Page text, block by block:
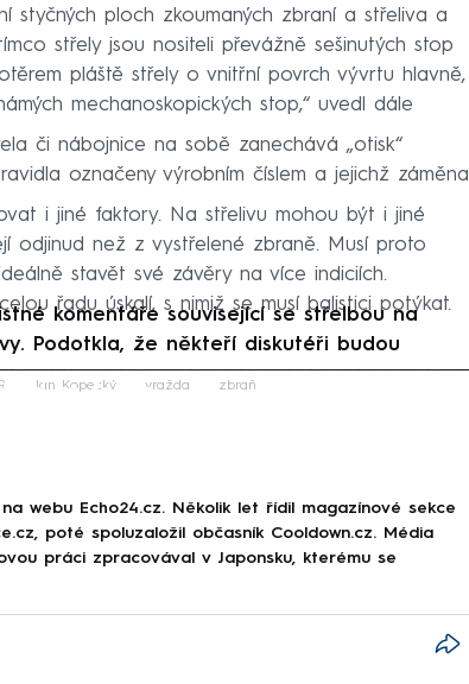
styčných ploch zkoumaných zbraní a střeliva a
střely jsou nositeli převážně sešinutých stop
pláště střely o vnitřní povrch vývrtu hlavně,
mechanoskopických stop,“ uvedl dále
či nábojnice na sobě zanechává „otisk“
označeny výrobním číslem a jejichž záměna
i jiné faktory. Na střelivu mohou být i jiné
odjinud než z vystřelené zbraně. Musí proto
stavět své závěry na více indiciích.
řadu úskalí, s nimiž se musí balistici potýkat.
komentáře související se střelbou na
Podotkla, že někteří diskutéři budou
to fetch
Jan Kopecký vražda zbraň
webu Echo24.cz. Několik let řídil magazínové sekce
poté spoluzaložil občasník Cooldown.cz. Média
práci zpracovával v Japonsku, kterému se